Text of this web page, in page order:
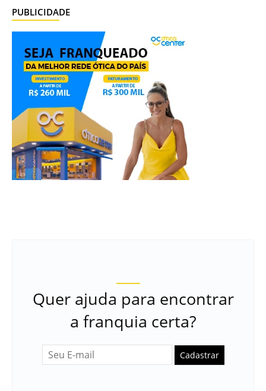
PUBLICIDADE
Quer ajuda para encontrar
a franquia certa?
Cadastrar